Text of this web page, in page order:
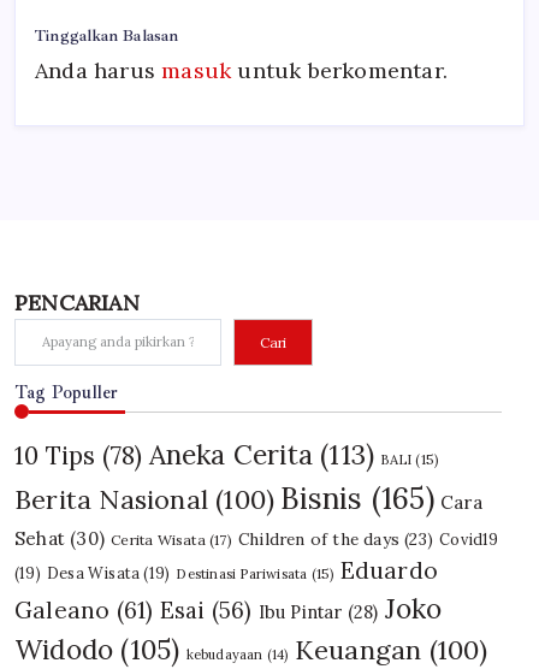
Tinggalkan Balasan
Anda harusmasukuntuk berkomentar.
PENCARIAN
Cari
Tag Populler
10 Tips (78) Aneka Cerita (113) BALI (15)
Berita Nasional (100) Bisnis (165) Cara
Sehat (30) Cerita Wisata(17) Children of the days (23) Covid19
(19) Desa Wisata(19) Destinasi Pariwisata (15) Eduardo
Galeano (61) Esai (56) Ibu Pintar (28) Joko
Widodo (105) kebudayaan (14) Keuangan (100)